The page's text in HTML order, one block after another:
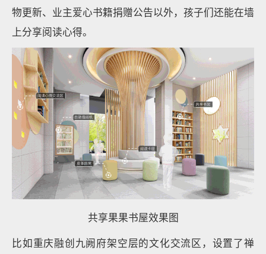
物更新、业主爱心书籍捐赠公告以外，孩子们还能在墙
上分享阅读心得。
共享果果书屋效果图
比如重庆融创九阙府架空层的文化交流区，设置了禅